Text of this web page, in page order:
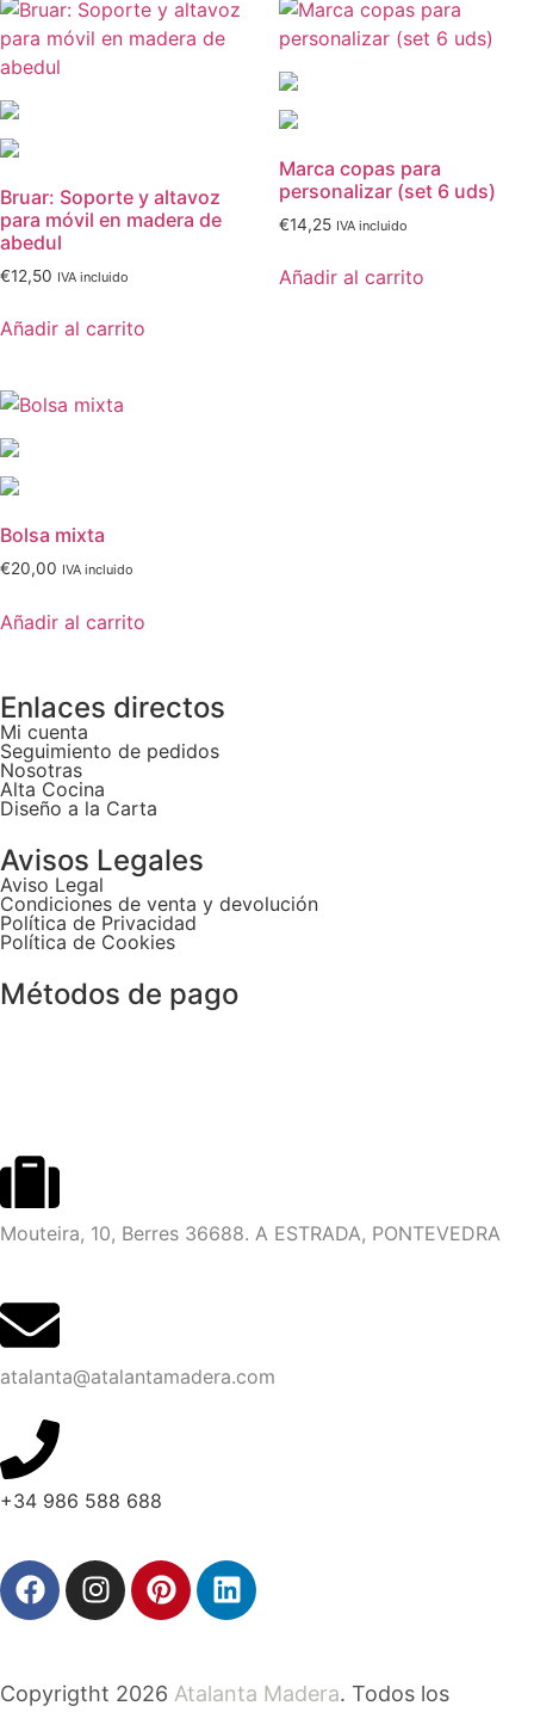
Bruar: Soporte y altavoz
para móvil en madera de
abedul
€12,50 IVA incluido
Añadir al carrito
Marca copas para
personalizar (set 6 uds)
€14,25 IVA incluido
Añadir al carrito
Bolsa mixta
€20,00 IVA incluido
Añadir al carrito
Enlaces directos
Mi cuenta
Seguimiento de pedidos
Nosotras
Alta Cocina
Diseño a la Carta
Avisos Legales
Aviso Legal
Condiciones de venta y devolución
Política de Privacidad
Política de Cookies
Métodos de pago
Mouteira, 10, Berres 36688. A ESTRADA, PONTEVEDRA
atalanta@atalantamadera.com
+34 986 588 688
Copyrigtht 2026 Atalanta Madera. Todos los